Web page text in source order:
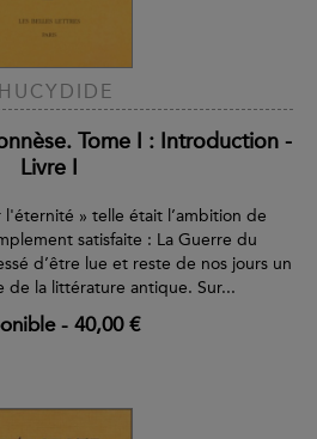
Tome I : Introduction -
Livre I
l'éternité » telle était l’ambition de
satisfaite : La Guerre du
d’être lue et reste de nos jours un
de la littérature antique. Sur...
- 40,00 €